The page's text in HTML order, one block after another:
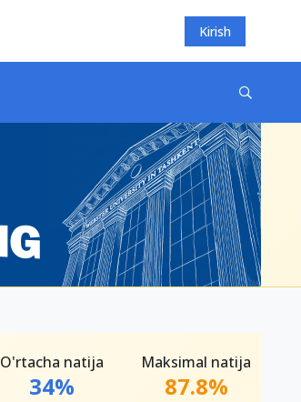
Kirish
O'rtacha natija
34%
Maksimal natija
87.8%